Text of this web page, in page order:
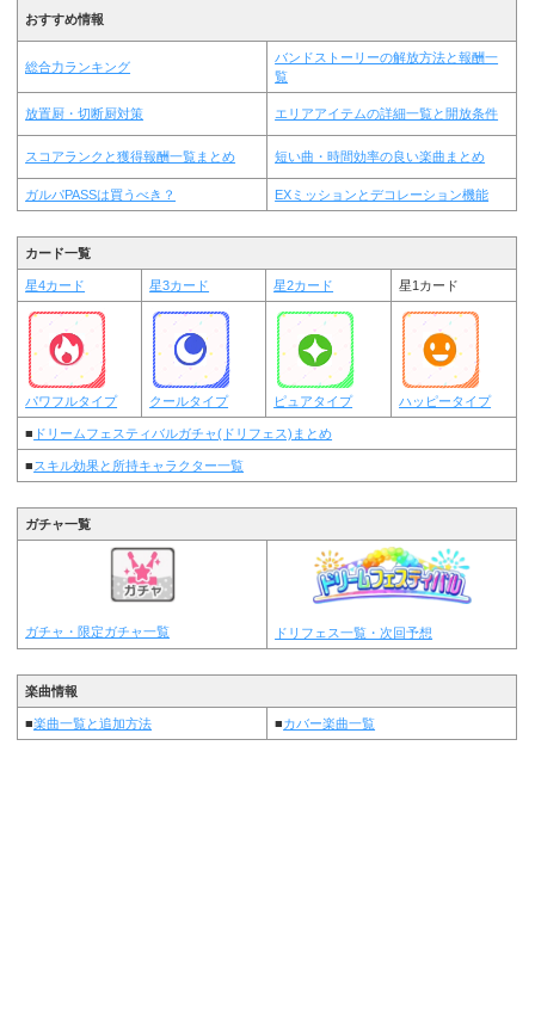
おすすめ情報
総合力ランキング
バンドストーリーの解放方法と報酬一
覧
放置厨・切断厨対策 エリアアイテムの詳細一覧と開放条件
スコアランクと獲得報酬一覧まとめ 短い曲・時間効率の良い楽曲まとめ
ガルパPASSは買うべき？ EXミッションとデコレーション機能
カード一覧
星4カード 星3カード 星2カード 星1カード
パワフルタイプ クールタイプ ピュアタイプ ハッピータイプ
■ ドリームフェスティバルガチャ(ドリフェス)まとめ
■スキル効果と所持キャラクター一覧
ガチャ一覧
ガチャ・限定ガチャ一覧 ドリフェス一覧・次回予想
楽曲情報
■楽曲一覧と追加方法 ■カバー楽曲一覧